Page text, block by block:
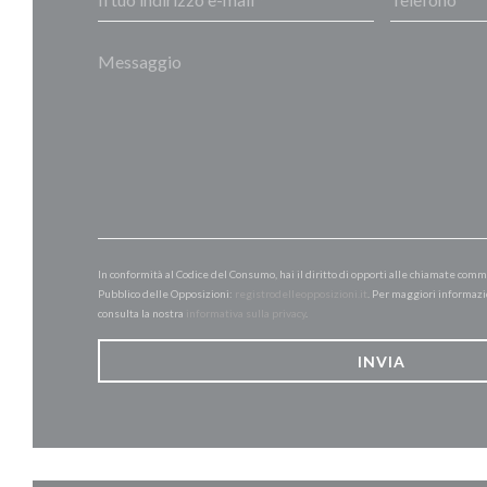
In conformità al Codice del Consumo, hai il diritto di opporti alle chiamate
Pubblico delle Opposizioni:
registrodelleopposizioni.it . Per maggiori
consulta la nostra
informativa sulla privacy